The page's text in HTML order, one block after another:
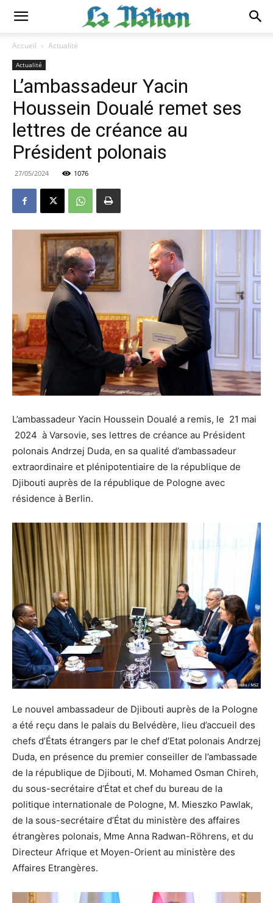
Accueil Actualité
Actualité
L’ambassadeur Yacin
Houssein Doualé remet ses
lettres de créance au
Président polonais
27/05/2024 1076
L’ambassadeur Yacin Houssein Doualé a remis, le 21 mai
2024 à Varsovie, ses lettres de créance au Président
polonais Andrzej Duda, en sa qualité d’ambassadeur
extraordinaire et plénipotentiaire de la république de
Djibouti auprès de la république de Pologne avec
résidence à Berlin.
Le nouvel ambassadeur de Djibouti auprès de la Pologne
a été reçu dans le palais du Belvédère, lieu d’accueil des
chefs d’États étrangers par le chef d’Etat polonais Andrzej
Duda, en présence du premier conseiller de l’ambassade
de la république de Djibouti, M. Mohamed Osman Chireh,
du sous-secrétaire d’État et chef du bureau de la
politique internationale de Pologne, M. Mieszko Pawlak,
de la sous-secrétaire d’État du ministère des affaires
étrangères polonais, Mme Anna Radwan-Röhrens, et du
Directeur Afrique et Moyen-Orient au ministère des
Affaires Etrangères.